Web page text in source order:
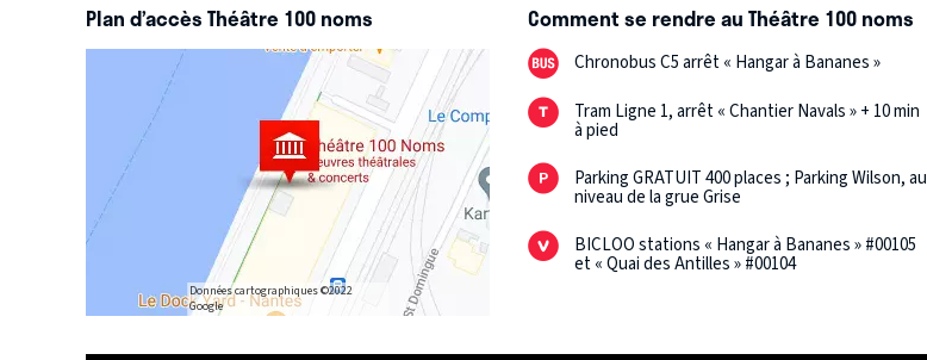
Plan d’accès Théâtre 100 noms
Données cartographiques ©2022
Google
Comment se rendre au Théâtre 100 noms
Chronobus C5 arrêt « Hangar à Bananes »
Tram Ligne 1, arrêt « Chantier Navals » + 10 min
à pied
Parking GRATUIT 400 places ; Parking Wilson, au
niveau de la grue Grise
BICLOO stations « Hangar à Bananes » #00105
et « Quai des Antilles » #00104